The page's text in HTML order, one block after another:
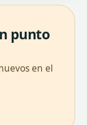
punto
en el